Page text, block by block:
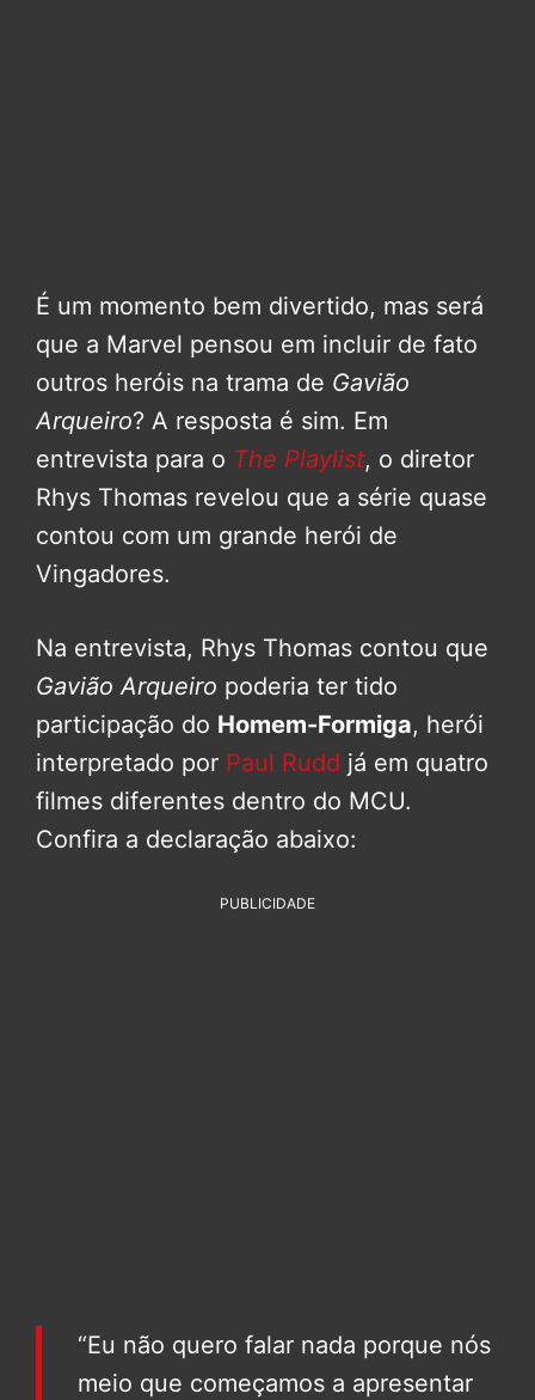
É um momento bem divertido, mas será
que a Marvel pensou em incluir de fato
outros heróis na trama de Gavião
Arqueiro? A resposta é sim. Em
entrevista para o The Playlist, o diretor
Rhys Thomas revelou que a série quase
contou com um grande herói de
Vingadores.
Na entrevista, Rhys Thomas contou que
Gavião Arqueiro poderia ter tido
participação do Homem-Formiga, herói
interpretado por Paul Rudd já em quatro
filmes diferentes dentro do MCU.
Confira a declaração abaixo:
PUBLICIDADE
“Eu não quero falar nada porque nós
meio que começamos a apresentar